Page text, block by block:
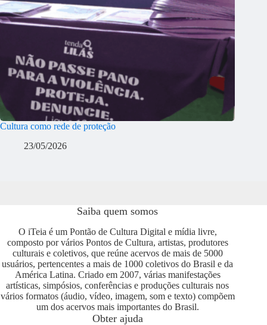
Cultura como rede de proteção
23/05/2026
Saiba quem somos
O iTeia é um Pontão de Cultura Digital e mídia livre,
composto por vários Pontos de Cultura, artistas, produtores
culturais e coletivos, que reúne acervos de mais de 5000
usuários, pertencentes a mais de 1000 coletivos do Brasil e da
América Latina. Criado em 2007, várias manifestações
artísticas, simpósios, conferências e produções culturais nos
vários formatos (áudio, vídeo, imagem, som e texto) compõem
um dos acervos mais importantes do Brasil.
Obter ajuda